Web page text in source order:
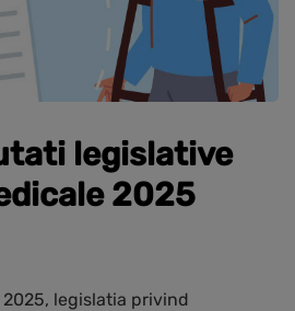
legislative
2025
legislatia privind